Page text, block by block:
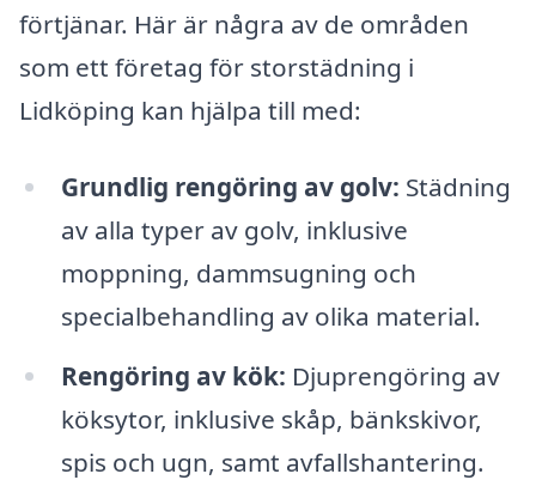
förtjänar. Här är några av de områden
som ett företag för storstädning i
Lidköping kan hjälpa till med:
Grundlig rengöring av golv: Städning
av alla typer av golv, inklusive
moppning, dammsugning och
specialbehandling av olika material.
Rengöring av kök: Djuprengöring av
köksytor, inklusive skåp, bänkskivor,
spis och ugn, samt avfallshantering.